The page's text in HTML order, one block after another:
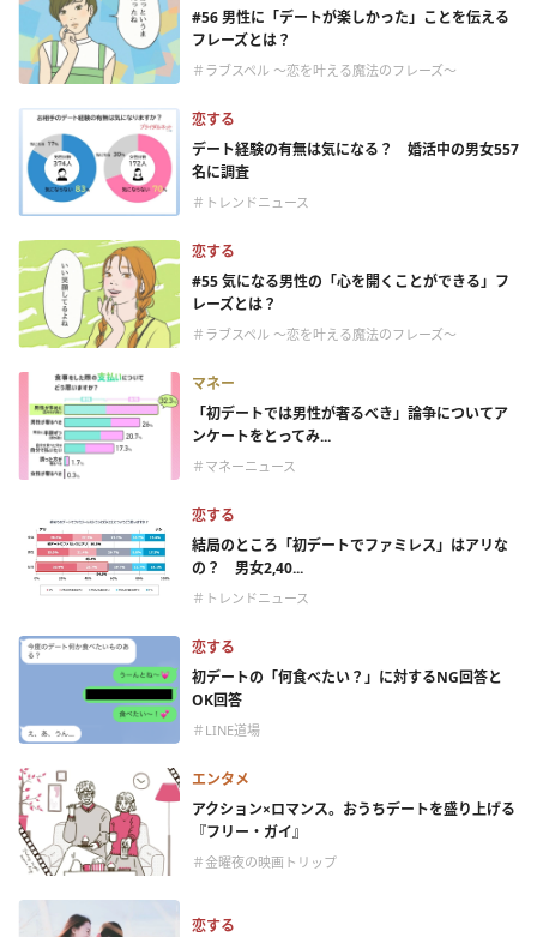
#56 男性に「デートが楽しかった」ことを伝える
フレーズとは？
＃ラブスペル ～恋を叶える魔法のフレーズ～
恋する
デート経験の有無は気になる？ 婚活中の男女557
名に調査
＃トレンドニュース
恋する
#55 気になる男性の「心を開くことができる」フ
レーズとは？
＃ラブスペル ～恋を叶える魔法のフレーズ～
マネー
「初デートでは男性が奢るべき」論争についてア
ンケートをとってみ...
＃マネーニュース
恋する
結局のところ「初デートでファミレス」はアリな
の？ 男女2,40...
＃トレンドニュース
恋する
初デートの「何食べたい？」に対するNG回答と
OK回答
＃LINE道場
エンタメ
アクション×ロマンス。おうちデートを盛り上げる
『フリー・ガイ』
＃金曜夜の映画トリップ
恋する